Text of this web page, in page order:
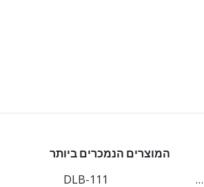
Iphone 15 pro max 1TB
המוצרים הנמכרים ביותר
DLB-111